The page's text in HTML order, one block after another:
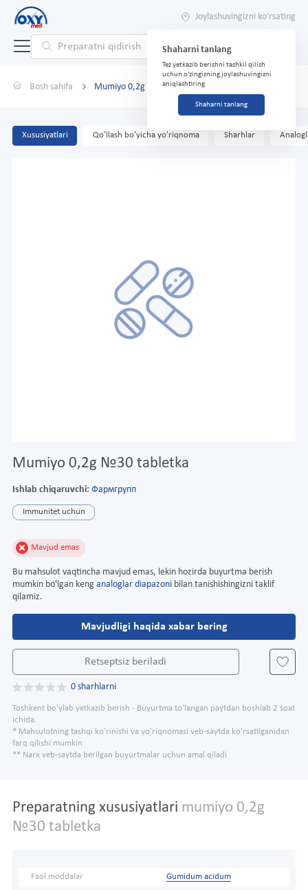
Joylashuvingizni ko'rsating
Shaharni tanlang
Tez yetkazib berishni tashkil qilish
uchun o'zingizning joylashuvingizni
aniqlashtiring
Shaharni tanlang
Bosh sahifa Mumiyo 0,2g №30 tabletka
Xususiyatlari Qo'llash bo'yicha yo'riqnoma Sharhlar
Mumiyo 0,2g №30 tabletka
Ishlab chiqaruvchi: Фармгрупп
Immunitet uchun
Mavjud emas
Bu mahsulot vaqtincha mavjud emas, lekin hozirda buyurtma berish
mumkin bo'lgan keng analoglar diapazoni bilan tanishishingizni taklif
qilamiz.
Mavjudligi haqida xabar bering
Retseptsiz beriladi
0 sharhlarni
Toshkent bo'ylab yetkazib berish - Buyurtma to'langan paytdan boshlab 2 soat
ichida.
* Mahsulotning tashqi ko'rinishi va yo'riqnomasi veb-saytda ko'rsatilganidan
farq qilishi mumkin
** Narx veb-saytda berilgan buyurtmalar uchun amal qiladi
Preparatning xususiyatlari mumiyo 0,2g
№30 tabletka
Faol moddalar Gumidum acidum